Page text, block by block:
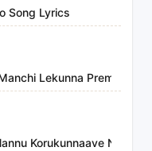
Song Lyrics
Lekunna
Korukunnaave Nannu